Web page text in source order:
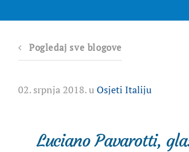
Pogledaj sve blogove
02. srpnja 2018. uOsjeti Italiju
Luciano Pavarotti,